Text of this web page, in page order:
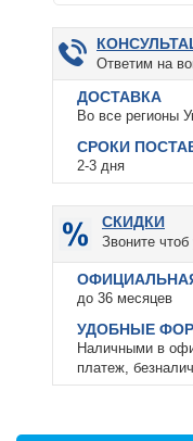
Ответим на
ДОСТАВКА
Во все регионы
СРОКИ
2-3 дня
СКИДКИ
Звоните
до 36 месяцев
УДОБНЫЕ
Наличными в
платеж,